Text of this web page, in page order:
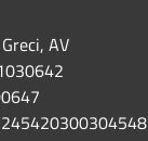
AV